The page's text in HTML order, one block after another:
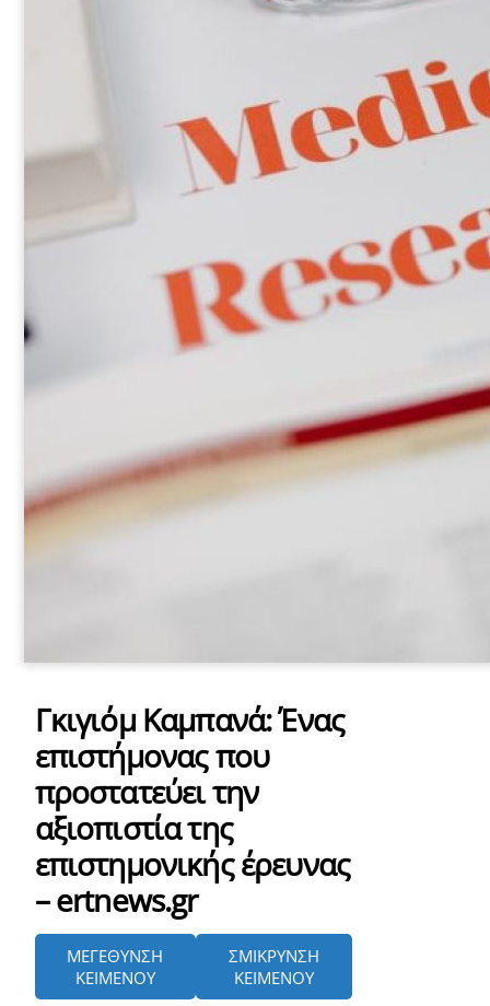
Γκιγιόμ Καμπανά: Ένας
επιστήμονας που
προστατεύει την
αξιοπιστία της
επιστημονικής έρευνας
– ertnews.gr
ΜΕΓΕΘΥΝΣΗ
ΚΕΙΜΕΝΟΥ
ΣΜΙΚΡΥΝΣΗ
ΚΕΙΜΕΝΟΥ